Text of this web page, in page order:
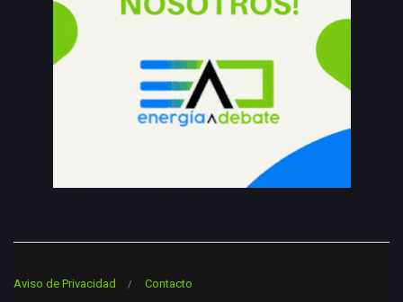
Aviso de Privacidad Contacto